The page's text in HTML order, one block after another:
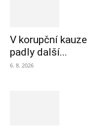
V korupční
padly další...
6. 8. 2026